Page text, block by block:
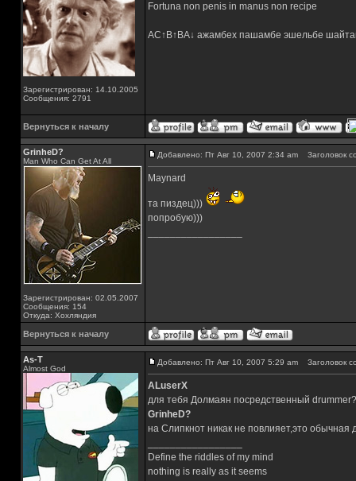
Зарегистрирован: 14.10.2005
Сообщения: 2791
Fortuna non penis in manus non recipe
AC↑B↑BA↓ ажамбех пашамбе эшельбе
Вернуться к началу
GrinheD?
Man Who Can Get At All
Зарегистрирован: 02.05.2007
Сообщения: 154
Откуда: Хохляндия
Добавлено: Пт Авг 10, 2007 2:34 am Заголовок
Maynard
та пиздец)))
попробую)))
Вернуться к началу
As-T
Almost God
Добавлено: Пт Авг 10, 2007 5:29 am Заголовок
ALuserX
для тебя Долмаян посредственный drummer?
GrinheD?
на Слипкнот никак не повлияет,это обычная
Define the riddles of my mind
nothing is really as it seems